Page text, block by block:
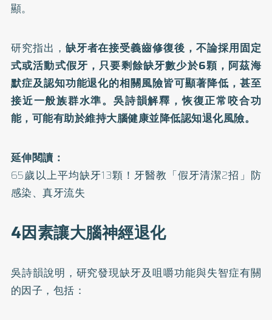
顯。
研究指出， 缺牙者在接受義齒修復後，不論採用固定
式或活動式假牙，只要剩餘缺牙數少於6顆，阿茲海
默症及認知功能退化的相關風險皆可顯著降低，甚至
接近一般族群水準。吳詩韻解釋，恢復正常咬合功
能，可能有助於維持大腦健康並降低認知退化風險。
延伸閱讀：
65歲以上平均缺牙13顆！牙醫教「假牙清潔2招」防
感染、真牙流失
4因素讓大腦神經退化
吳詩韻說明，研究發現缺牙及咀嚼功能與失智症有關
的因子，包括：